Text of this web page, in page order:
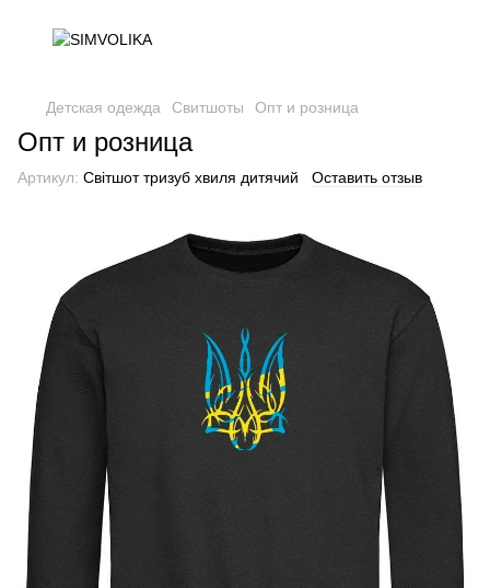
Детская одежда Свитшоты Опт и розница
Опт и розница
Артикул: Світшот тризуб хвиля дитячий Оставить отзыв